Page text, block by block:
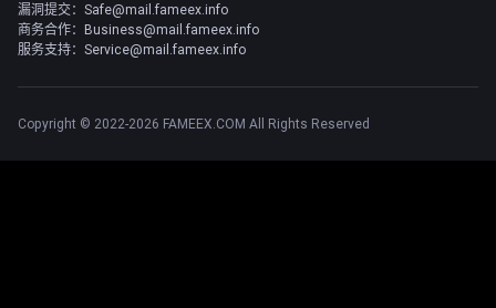
漏洞提交：Safe@mail.fameex.info
商务合作：Business@mail.fameex.info
服务支持：Service@mail.fameex.info
Copyright © 2022-2026 FAMEEX.COM All Rights Reserved